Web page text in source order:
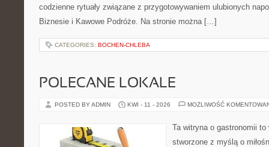
codzienne rytuały związane z przygotowywaniem ulubionych
Biznesie i Kawowe Podróże. Na stronie można […]
CATEGORIES: BOCHEN-CHLEBA
POLECANE LOKALE
POSTED BY ADMIN KWI - 11 - 2026 MOŻLIWOŚĆ
Ta witryna o gastronomii
stworzone z myślą o